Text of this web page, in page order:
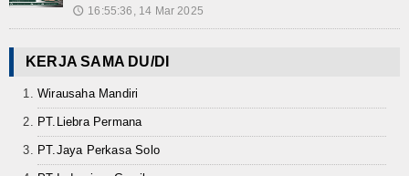
🕔 16:55:36, 14 Mar 2025
KERJA SAMA DU/DI
Wirausaha Mandiri
PT.Liebra Permana
PT.Jaya Perkasa Solo